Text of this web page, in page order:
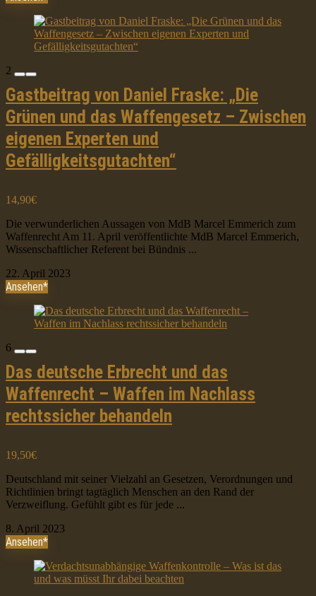
2
Gastbeitrag von Daniel Fraske: „Die
Grünen und das Waffengesetz – Zwischen
eigenen Experten und
Gefälligkeitsgutachten“
14,90€
Die verwunderlichen Aussagen von MdB Marcel Emmerich zum
Waffenrecht Am 11. April veröffentlichte MdB Marcel Emmerich,
Wissenschaftlicher Referent bei Bündnis ...
22. April 2023
Ansehen*
6
Das deutsche Erbrecht und das
Waffenrecht – Waffen im Nachlass
rechtssicher behandeln
19,50€
Deutschland mit seiner Vielzahl an Gesetzen, Verordnungen und
Richtlinien bringt tagtäglich Menschen an den Rand der
Verzweiflung. Gefühlt gibt es für jede ...
8. April 2023
Ansehen*